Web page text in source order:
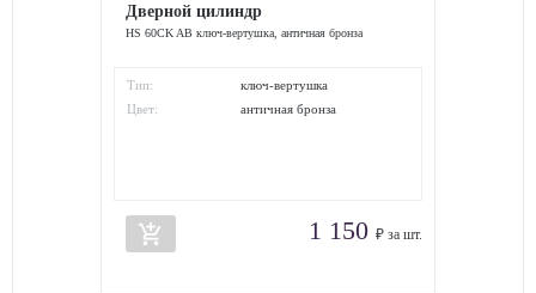
Дверной цилиндр
HS 60CK AB ключ-вертушка, античная бронза
Тип:
ключ-вертушка
Цвет:
античная бронза
add_shopping_cart 1 150 ₽ за шт.